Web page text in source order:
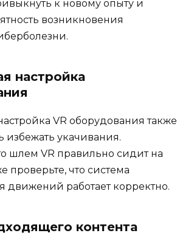
к новому опыту и
возникновения
настройка
VR оборудования также
избежать укачивания.
шлем VR правильно сидит на
проверьте, что система
движений работает корректно.
контента